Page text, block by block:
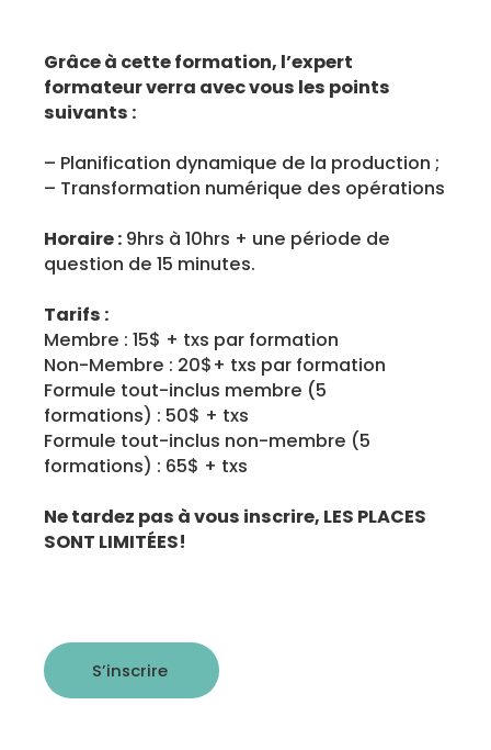
Grâce à cette formation, l’expert
formateur verra avec vous les points
suivants :
– Planification dynamique de la production ;
– Transformation numérique des opérations
Horaire : 9hrs à 10hrs + une période de
question de 15 minutes.
Tarifs :
Membre : 15$ + txs par formation
Non-Membre : 20$+ txs par formation
Formule tout-inclus membre (5
formations) : 50$ + txs
Formule tout-inclus non-membre (5
formations) : 65$ + txs
Ne tardez pas à vous inscrire, LES PLACES
SONT LIMITÉES!
S’inscrire